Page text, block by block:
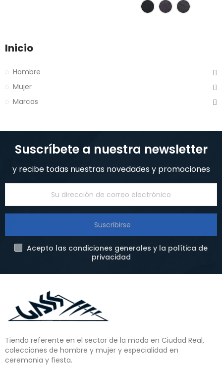
Inicio
Hombre
Mujer
Marcas
Suscríbete a nuestra newsletter
y recibe todas nuestras novedades y promociones
Suscribirse
Acepto las condiciones generales y la política de
privacidad
Tienda referente en el sector de la moda en Ciudad Real,
colecciones de hombre y mujer y especialidad en
ceremonia y fiesta.